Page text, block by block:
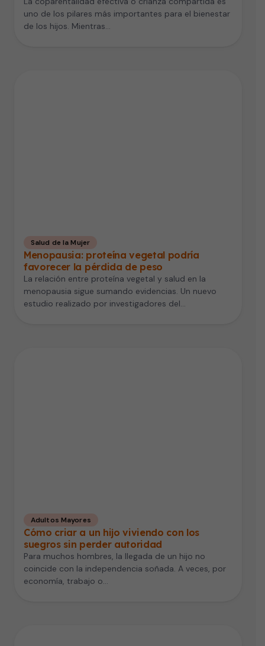
uno de los pilares más importantes para el bienestar
de los hijos. Mientras…
Salud de la Mujer
Menopausia: proteína vegetal podría
favorecer la pérdida de peso
La relación entre proteína vegetal y salud en la
menopausia sigue sumando evidencias. Un nuevo
estudio realizado por investigadores del…
Adultos Mayores
Cómo criar a un hijo viviendo con los
suegros sin perder autoridad
Para muchos hombres, la llegada de un hijo no
coincide con la independencia soñada. A veces, por
economía, trabajo o…